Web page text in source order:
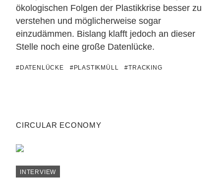
ökologischen Folgen der Plastikkrise besser zu
verstehen und möglicherweise sogar
einzudämmen. Bislang klafft jedoch an dieser
Stelle noch eine große Datenlücke.
#DATENLÜCKE #PLASTIKMÜLL #TRACKING
CIRCULAR ECONOMY
INTERVIEW